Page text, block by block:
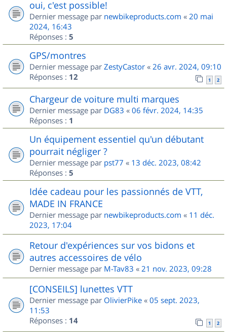
oui, c'est possible!
Dernier message par newbikeproducts.com « 20 mai
2024, 16:43
Réponses : 5
GPS/montres
Dernier message par ZestyCastor « 26 avr. 2024, 09:10
Réponses : 12 1 2
Chargeur de voiture multi marques
Dernier message par DG83 « 06 févr. 2024, 14:35
Réponses : 1
Un équipement essentiel qu'un débutant
pourrait négliger ?
Dernier message par pst77 « 13 déc. 2023, 08:42
Réponses : 5
Idée cadeau pour les passionnés de VTT,
MADE IN FRANCE
Dernier message par newbikeproducts.com « 11 déc.
2023, 17:04
Retour d'expériences sur vos bidons et
autres accessoires de vélo
Dernier message par M-Tav83 « 21 nov. 2023, 09:28
[CONSEILS] lunettes VTT
Dernier message par OlivierPike « 05 sept. 2023,
11:53
Réponses : 14 1 2